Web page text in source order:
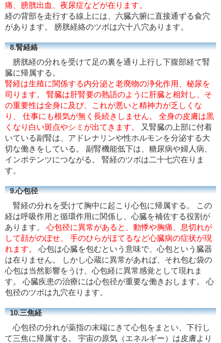
痛、膀胱出血、夜尿症などが在ります。
経の背部を走行する線上には、六臓六腑に直接通ずる兪穴
があります。 膀胱経絡のツボは六十八穴あります。
8.腎経絡
膀胱経の分れを受けて足の裏を通り上行し下腹部経て腎
臓に帰属する。
腎経は生殖に関係する内分泌と老廃物の浄化作用、秘尿を
司ります。 腎臓は肝腎要の熟語のように肝臓と相対し、そ
の重要性は全身に及び、これが悪いと精神力が乏しくな
り、 仕事にも根気が無く長続きしません。 全身の皮膚は黒
くなり白い斑点やシミが出てきます。
又腎臓の上部に付着
いている副腎は、アドレナリンや性ホルモンを分泌する大
切な働きをしている。 副腎機能低下は、糖尿病や婦人病、
インポテンツにつながる。 腎経のツボは二十七穴在りま
す。
9.心包径
腎経の分れを受けて胸中に起こり心包に帰属する。 この
経は呼吸作用と循環作用に関係し、心臓を補佐する役割が
あります。 心包径に異常があると、動悸や胸痛、息切れが
して顔がのぼせ、 手のひらがほてるなど心臓病の症状が現
れます。
心包は心臓を包むという意味で、心包という臓器
は在りません。 しかし心蔵に異常があれば、それ包む袋の
心包は当然影響をうけ、心包経に異常感覚として現れま
す。 心臓疾患の治療には心包径が重要な働きおします。 心
包径のツボは九穴在ります。
10.三焦経
心包径の分れが薬指の末端にきて心包をまとい、下行し
て三焦に帰属する。 宇宙の原気（エネルギー）は皮膚より